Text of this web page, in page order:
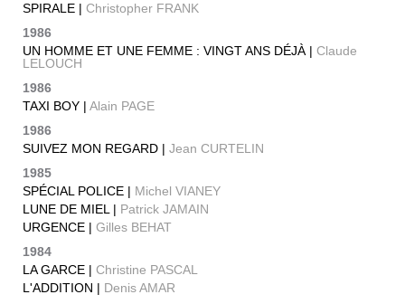
SPIRALE | Christopher FRANK
1986
UN HOMME ET UNE FEMME : VINGT ANS DÉJÀ | Claude
LELOUCH
1986
TAXI BOY | Alain PAGE
1986
SUIVEZ MON REGARD | Jean CURTELIN
1985
SPÉCIAL POLICE | Michel VIANEY
LUNE DE MIEL | Patrick JAMAIN
URGENCE | Gilles BEHAT
1984
LA GARCE | Christine PASCAL
L'ADDITION | Denis AMAR